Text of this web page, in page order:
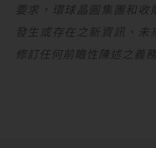
要求，環球晶圓集團和
發生或存在之新資訊、
修訂任何前瞻性陳述之義務